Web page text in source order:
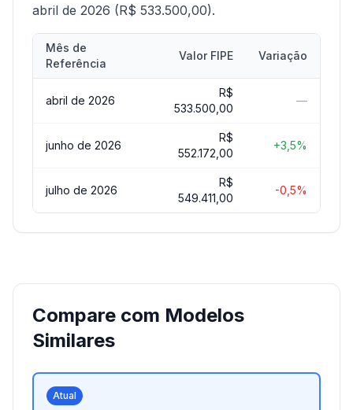
abril de 2026 (R$ 533.500,00).
Mês de
Referência
Valor FIPE Variação
abril de 2026
R$
533.500,00
—
junho de 2026
R$
552.172,00
+3,5%
julho de 2026
R$
549.411,00
-0,5%
Compare com Modelos
Similares
Atual